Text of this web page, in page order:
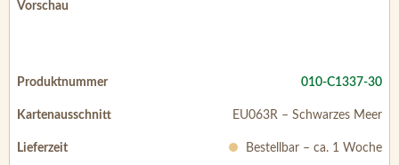
010-C1337-30
EU063R – Schwarzes Meer
Bestellbar – ca. 1 Woche